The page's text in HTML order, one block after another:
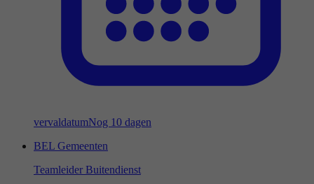
vervaldatumNog 10 dagen
BEL Gemeenten
Teamleider Buitendienst